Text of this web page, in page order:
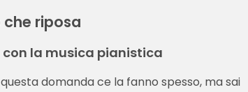
che riposa
la musica pianistica
domanda ce la fanno spesso, ma sai